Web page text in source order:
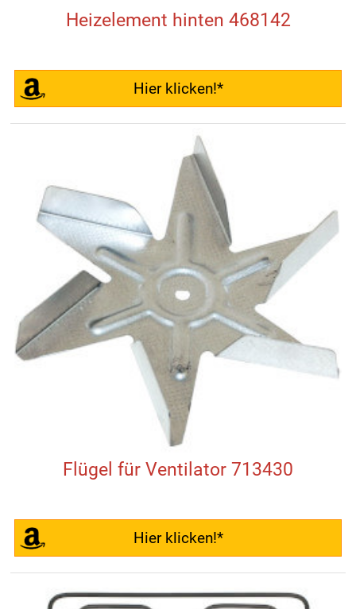
Heizelement hinten 468142
Hier klicken!*
Flügel für Ventilator 713430
Hier klicken!*